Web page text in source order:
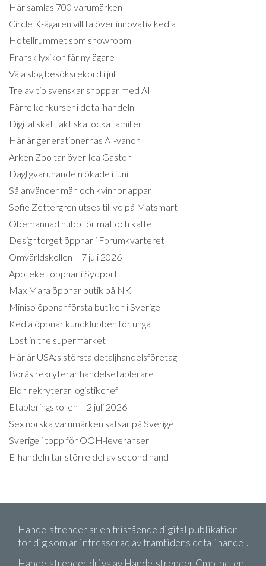
Här samlas 700 varumärken
Circle K-ägaren vill ta över innovativ kedja
Hotellrummet som showroom
Fransk lyxikon får ny ägare
Väla slog besöksrekord i juli
Tre av tio svenskar shoppar med AI
Färre konkurser i detaljhandeln
Digital skattjakt ska locka familjer
Här är generationernas AI-vanor
Arken Zoo tar över Ica Gaston
Dagligvaruhandeln ökade i juni
Så använder män och kvinnor appar
Sofie Zettergren utses till vd på Matsmart
Obemannad hubb för mat och kaffe
Designtorget öppnar i Forumkvarteret
Omvärldskollen – 7 juli 2026
Apoteket öppnar i Sydport
Max Mara öppnar butik på NK
Miniso öppnar första butiken i Sverige
Kedja öppnar kundklubben för unga
Lost in the supermarket
Här är USA:s största detaljhandelsföretag
Borås rekryterar handelsetablerare
Elon rekryterar logistikchef
Etableringskollen – 2 juli 2026
Sex norska varumärken satsar på Sverige
Sverige i topp för OOH-leveranser
E-handeln tar större del av second hand
Handelstrender är en fristående digital publikation
för dig som är intresserad av framtidens detaljhandel.
Handelstrender drivs av Handelstrender Cmptnc, en